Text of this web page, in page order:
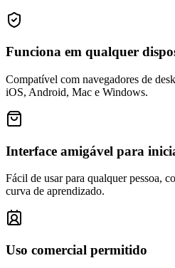
Funciona em qualquer
Compatível com navegadores de
iOS, Android, Mac e Windows.
Interface amigável para
Fácil de usar para qualquer pessoa,
curva de aprendizado.
Uso comercial permitido